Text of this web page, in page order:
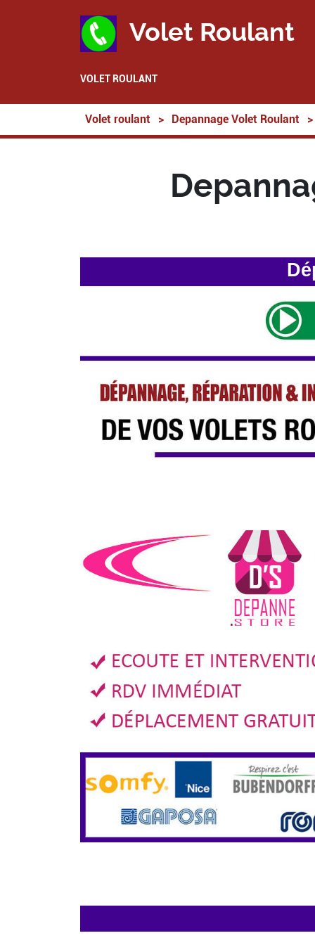
Volet Roulant
VOLET ROULANT
Volet roulant > Depannage Volet Roulant >